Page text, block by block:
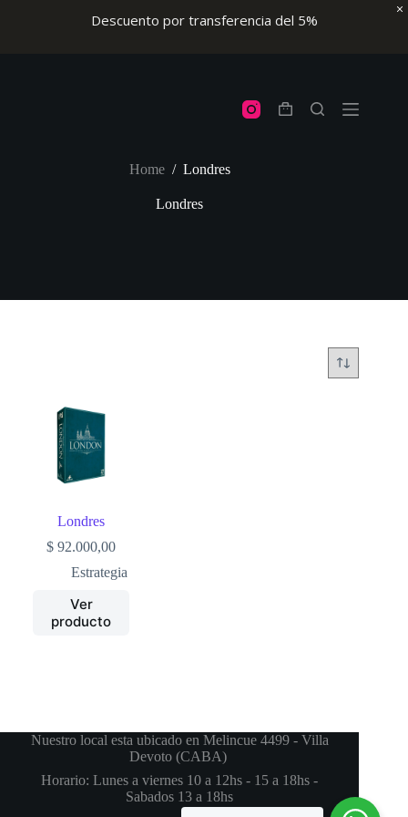
Descuento por transferencia del 5%
Shopping
Home / Londres
Londres
Londres
$ 92.000,00
Estrategia
Ver
producto
Nuestro local esta ubicado en Melincue 4499 - Villa
Devoto (CABA)
Horario: Lunes a viernes 10 a 12hs - 15 a 18hs -
Sabados 13 a 18hs